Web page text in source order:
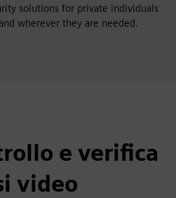
solutions for private individuals
wherever they are needed.
e verifica
video